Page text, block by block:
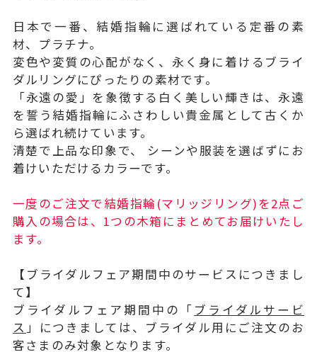
日本で一番、結婚指輪に選ばれている定番の素
材、プラチナ。
変色や変質の心配がなく、永く身に着けるブライ
ダルリングにぴったりの素材です。
「永遠の愛」を象徴する白く美しい輝きは、永遠
を誓う結婚指輪にふさわしい貴金属として古くか
ら選ばれ続けています。
清楚で上品な印象で、 シーンや服装を選ばずにお
着けいただけるカラーです。
一度のご注文で結婚指輪(マリッジリング)を2点ご
購入の場合は、1つの木箱にまとめてお届けいたし
ます。
【ブライダルフェア期間中のサービスにつきまし
て】
ブライダルフェア期間中の「 ブライダルサービ
ス 」につきましては、ブライダル用にご注文のお
客さまのみ対象となります。